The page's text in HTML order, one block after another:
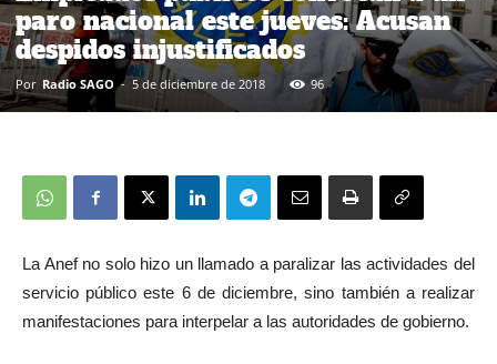
paro nacional este jueves: Acusan
despidos injustificados
Por Radio SAGO - 5 de diciembre de 2018 96
La Anef no solo hizo un llamado a paralizar las actividades del
servicio público este 6 de diciembre, sino también a realizar
manifestaciones para interpelar a las autoridades de gobierno.